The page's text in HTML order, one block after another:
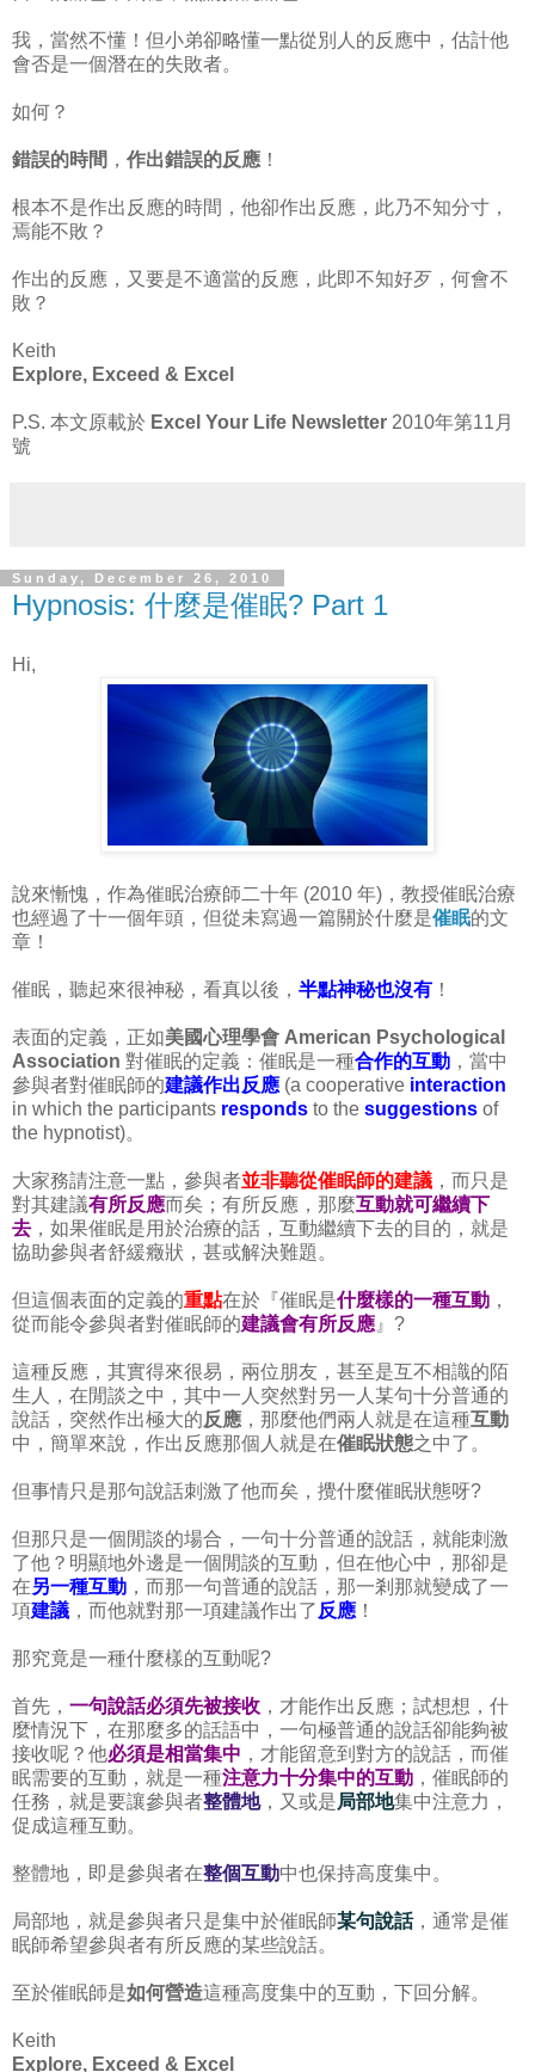
我，當然不懂！但小弟卻略懂一點從別人的反應中，估計他
會否是一個潛在的失敗者。
如何？
錯誤的時間 ， 作出錯誤的反應 ！
根本不是作出反應的時間，他卻作出反應，此乃不知分寸，
焉能不敗？
作出的反應，又要是不適當的反應，此即不知好歹，何會不
敗？
Keith
Explore, Exceed & Excel
P.S. 本文原載於 Excel Your Life Newsletter 2010年第11月
號
Sunday, December 26, 2010
Hypnosis: 什麼是催眠? Part 1
Hi,
說來慚愧，作為催眠治療師二十年 (2010 年)，教授催眠治療
也經過了十一個年頭，但從未寫過一篇關於什麼是催眠的文
章！
催眠，聽起來很神秘，看真以後， 半點神秘也沒有 ！
表面的定義，正如美國心理學會 American Psychological
Association 對催眠的定義：催眠是一種合作的互動 ，當中
參與者對催眠師的建議作出反應 (a cooperative interaction
in which the participants responds to the suggestions of
the hypnotist)。
大家務請注意一點，參與者並非聽從催眠師的建議 ，而只是
對其建議有所反應而矣；有所反應，那麼互動就可繼續下
去 ，如果催眠是用於治療的話，互動繼續下去的目的，就是
協助參與者舒緩癥狀，甚或解決難題。
但這個表面的定義的重點在於『催眠是什麼樣的一種互動 ，
從而能令參與者對催眠師的建議會有所反應 』?
這種反應，其實得來很易，兩位朋友，甚至是互不相識的陌
生人，在閒談之中，其中一人突然對另一人某句十分普通的
說話，突然作出極大的反應 ，那麼他們兩人就是在這種互動
中，簡單來說，作出反應那個人就是在催眠狀態之中了。
但事情只是那句說話刺激了他而矣，攪什麼催眠狀態呀?
但那只是一個閒談的場合，一句十分普通的說話，就能刺激
了他？明顯地外邊是一個閒談的互動，但在他心中，那卻是
在另一種互動 ，而那一句普通的說話，那一剎那就變成了一
項建議 ，而他就對那一項建議作出了 反應 ！
那究竟是一種什麼樣的互動呢?
首先， 一句說話必須先被接收 ，才能作出反應；試想想，什
麼情況下，在那麼多的話語中，一句極普通的說話卻能夠被
接收呢？他必須是相當集中 ，才能留意到對方的說話，而催
眠需要的互動，就是一種注意力十分集中的互動 ，催眠師的
任務，就是要讓參與者整體地，又或是局部地集中注意力，
促成這種互動。
整體地，即是參與者在整個互動中也保持高度集中。
局部地，就是參與者只是集中於催眠師某句說話，通常是催
眠師希望參與者有所反應的某些說話。
至於催眠師是如何營造這種高度集中的互動，下回分解。
Keith
Explore, Exceed & Excel